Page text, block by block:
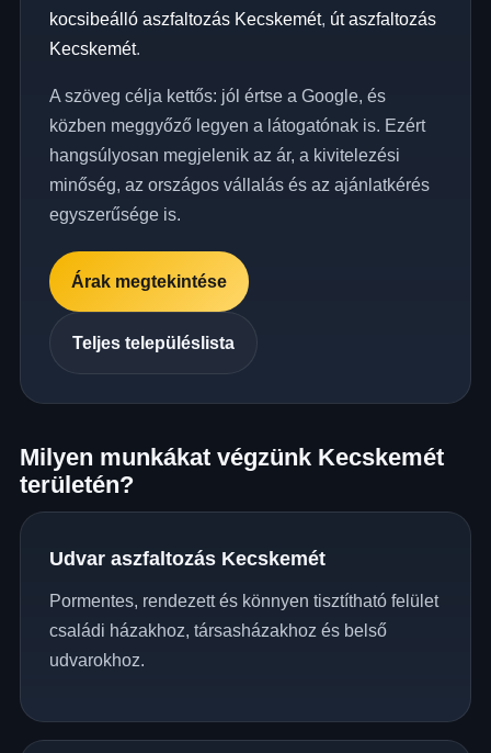
kocsibeálló aszfaltozás Kecskemét, út aszfaltozás
Kecskemét.
A szöveg célja kettős: jól értse a Google, és
közben meggyőző legyen a látogatónak is. Ezért
hangsúlyosan megjelenik az ár, a kivitelezési
minőség, az országos vállalás és az ajánlatkérés
egyszerűsége is.
Árak megtekintése
Teljes településlista
Milyen munkákat végzünk Kecskemét
területén?
Udvar aszfaltozás Kecskemét
Pormentes, rendezett és könnyen tisztítható felület
családi házakhoz, társasházakhoz és belső
udvarokhoz.